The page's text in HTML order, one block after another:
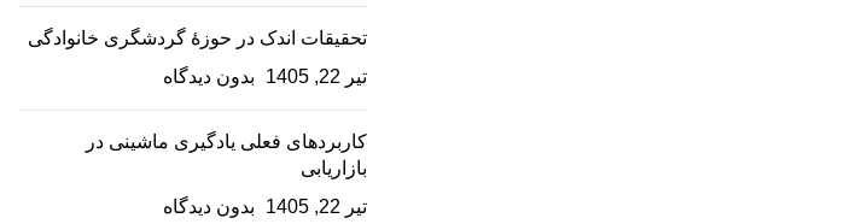
تحقیقات اندک در حوزۀ گردشگری خانوادگی
تیر 22, 1405
بدون دیدگاه
کاربردهای فعلی یادگیری ماشینی در
بازاریابی
تیر 22, 1405
بدون دیدگاه